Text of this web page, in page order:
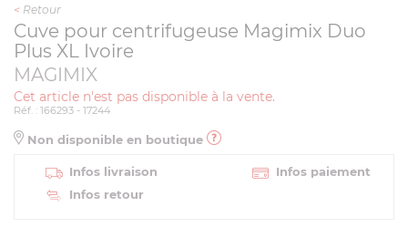
< Retour
Cuve pour centrifugeuse Magimix Duo
Plus XL Ivoire
MAGIMIX
Cet article n'est pas disponible à la vente.
Réf. : 166293 - 17244
Non disponible en boutique
Infos livraison
Infos paiement
Infos retour